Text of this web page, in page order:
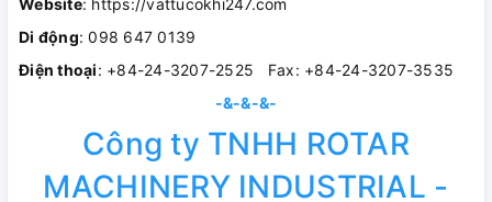
Di động: 098 647 0139
Điện thoại: +84-24-3207-2525 Fax: +84-24-3207-3535
-&-&-&-
Công ty TNHH ROTAR
MACHINERY INDUSTRIAL -